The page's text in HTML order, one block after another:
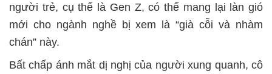
người trẻ, cụ thể là Gen Z, có thể mang lại làn gió
mới cho ngành nghề bị xem là “già cỗi và nhàm
chán” này.
Bất chấp ánh mắt dị nghị của người xung quanh, cô